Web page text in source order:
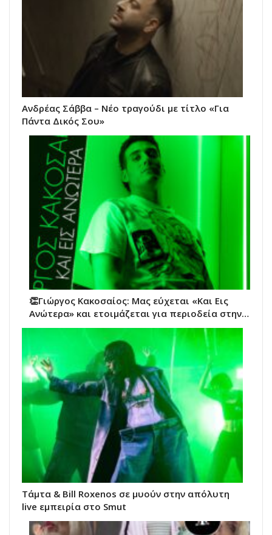
Ανδρέας Σάββα – Νέο τραγούδι με τίτλο «Για
Πάντα Δικός Σου»
👏Γιώργος Κακοσαίος: Μας εύχεται «Και Εις
Ανώτερα» και ετοιμάζεται για περιοδεία στην…
Τάμτα & Bill Roxenos σε μυούν στην απόλυτη
live εμπειρία στο Smut